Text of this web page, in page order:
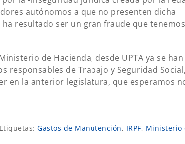
autónomos a que no presenten dicha
resultado ser un gran fraude que
de Hacienda, desde UPTA ya se han
responsables de Trabajo y Seguridad
en la anterior legislatura, que esperamos
Etiquetas: Gastos de Manutención, IRPF, Ministerio